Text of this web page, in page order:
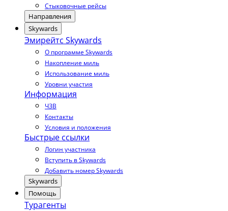
Стыковочные рейсы
Направления
Skywards
Эмирейтс Skywards
О программе Skywards
Накопление миль
Использование миль
Уровни участия
Информация
ЧЗВ
Контакты
Условия и положения
Быстрые ссылки
Логин участника
Вступить в Skywards
Добавить номер Skywards
Skywards
Помощь
Турагенты